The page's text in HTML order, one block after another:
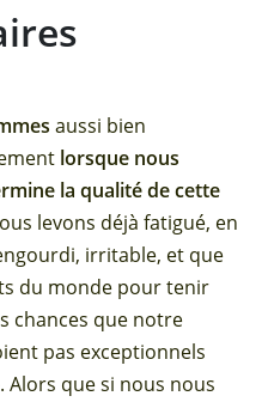
aussi bien
lorsque nous
la qualité de cette
levons déjà fatigué, en
irritable, et que
du monde pour tenir
chances que notre
pas exceptionnels
que si nous nous